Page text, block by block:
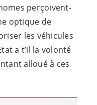
perçoivent-
optique de
les véhicules
a t’il la volonté
alloué à ces